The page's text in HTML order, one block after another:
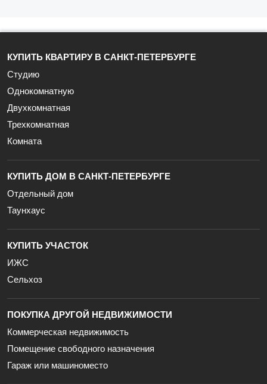
КУПИТЬ КВАРТИРУ В САНКТ-ПЕТЕРБУРГЕ
Студию
Однокомнатную
Двухкомнатная
Трехкомнатная
Комната
КУПИТЬ ДОМ В САНКТ-ПЕТЕРБУРГЕ
Отдельный дом
Таунхаус
КУПИТЬ УЧАСТОК
ИЖС
Сельхоз
ПОКУПКА ДРУГОЙ НЕДВИЖИМОСТИ
Коммерческая недвижимость
Помещение свободного назначения
Гараж или машиноместо